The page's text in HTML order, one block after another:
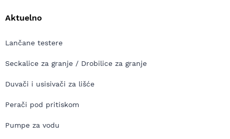
Aktuelno
Lančane testere
Seckalice za granje / Drobilice za granje
Duvači i usisivači za lišće
Perači pod pritiskom
Pumpe za vodu